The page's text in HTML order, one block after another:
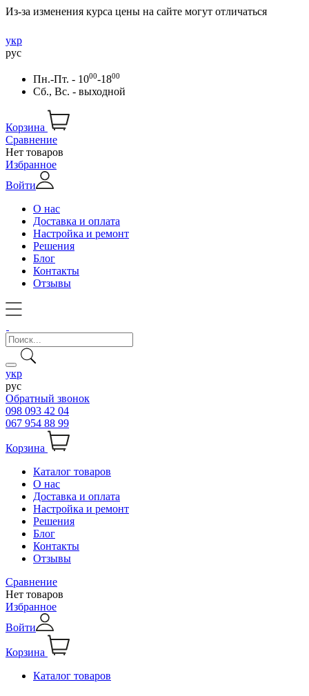
Из-за изменения курса цены на сайте могут отличаться
укр
рус
Пн.-Пт. - 1000-1800
Сб., Вс. - выходной
Корзина
Сравнение
Нет товаров
Избранное
Войти
О нас
Доставка и оплата
Настройка и ремонт
Решения
Блог
Контакты
Отзывы
укр
рус
Обратный звонок
098 093 42 04
067 954 88 99
Корзина
Каталог товаров
О нас
Доставка и оплата
Настройка и ремонт
Решения
Блог
Контакты
Отзывы
Сравнение
Нет товаров
Избранное
Войти
Корзина
Каталог товаров